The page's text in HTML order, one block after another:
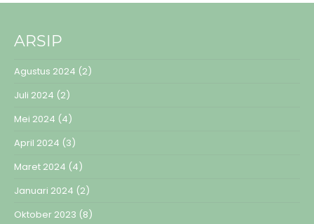
ARSIP
Agustus 2024 (2)
Juli 2024 (2)
Mei 2024 (4)
April 2024 (3)
Maret 2024 (4)
Januari 2024 (2)
Oktober 2023 (8)